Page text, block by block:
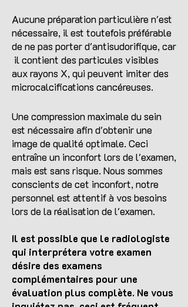
Aucune préparation particulière n'est
nécessaire, il est toutefois préférable
de ne pas porter d'antisudorifique, car
il contient des particules visibles
aux rayons X, qui peuvent imiter des
microcalcifications cancéreuses.​
​Une compression maximale du sein
est nécessaire afin d'obtenir une
image de qualité optimale. Ceci
entraîne un inconfort lors de l'examen,
mais est sans risque. Nous sommes
conscients de cet inconfort, notre
personnel est attentif à vos besoins
lors de la réalisation de l'examen.
Il est possible que le radiologiste
qui interprétera votre examen
désire des examens
complémentaires pour une
évaluation plus complète. Ne vous